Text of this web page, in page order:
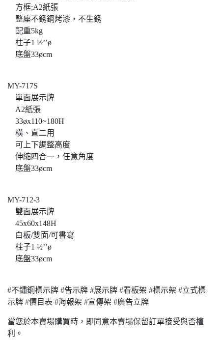
方框;A2紙張
整座不銹鋼烤漆，不生銹
配重5kg
柱子1 ½’’ø
底盤33øcm
MY-717S
單面展示牌
A2紙張
33øx110~180H
橫、直二用
可上下調整高度
伸縮四合一，任意角度
底盤33øcm
MY-712-3
雙面展示牌
45x60x148H
白板/雙面/可書寫
柱子1 ½’’ø
底盤33øcm
#不鏽鋼標示牌 #告示牌 #展示牌 #看板架 #標示架 #立式標
示牌 #價目表 #海報架 #宣傳架 #廣告立牌
當您於本賣場購買時，即同意本賣場保留訂單接受與否權
利。